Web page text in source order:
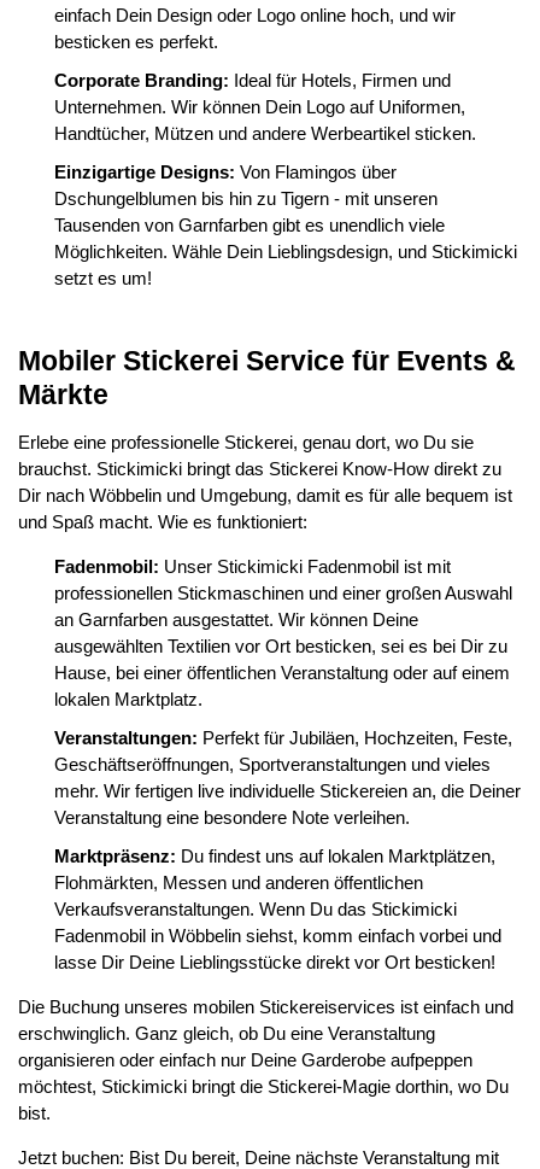
einfach Dein Design oder Logo online hoch, und wir
besticken es perfekt.
Corporate Branding: Ideal für Hotels, Firmen und
Unternehmen. Wir können Dein Logo auf Uniformen,
Handtücher, Mützen und andere Werbeartikel sticken.
Einzigartige Designs: Von Flamingos über
Dschungelblumen bis hin zu Tigern - mit unseren
Tausenden von Garnfarben gibt es unendlich viele
Möglichkeiten. Wähle Dein Lieblingsdesign, und Stickimicki
setzt es um!
Mobiler Stickerei Service für Events &
Märkte
Erlebe eine professionelle Stickerei, genau dort, wo Du sie
brauchst. Stickimicki bringt das Stickerei Know-How direkt zu
Dir nach Wöbbelin und Umgebung, damit es für alle bequem ist
und Spaß macht. Wie es funktioniert:
Fadenmobil: Unser Stickimicki Fadenmobil ist mit
professionellen Stickmaschinen und einer großen Auswahl
an Garnfarben ausgestattet. Wir können Deine
ausgewählten Textilien vor Ort besticken, sei es bei Dir zu
Hause, bei einer öffentlichen Veranstaltung oder auf einem
lokalen Marktplatz.
Veranstaltungen: Perfekt für Jubiläen, Hochzeiten, Feste,
Geschäftseröffnungen, Sportveranstaltungen und vieles
mehr. Wir fertigen live individuelle Stickereien an, die Deiner
Veranstaltung eine besondere Note verleihen.
Marktpräsenz: Du findest uns auf lokalen Marktplätzen,
Flohmärkten, Messen und anderen öffentlichen
Verkaufsveranstaltungen. Wenn Du das Stickimicki
Fadenmobil in Wöbbelin siehst, komm einfach vorbei und
lasse Dir Deine Lieblingsstücke direkt vor Ort besticken!
Die Buchung unseres mobilen Stickereiservices ist einfach und
erschwinglich. Ganz gleich, ob Du eine Veranstaltung
organisieren oder einfach nur Deine Garderobe aufpeppen
möchtest, Stickimicki bringt die Stickerei-Magie dorthin, wo Du
bist.
Jetzt buchen: Bist Du bereit, Deine nächste Veranstaltung mit